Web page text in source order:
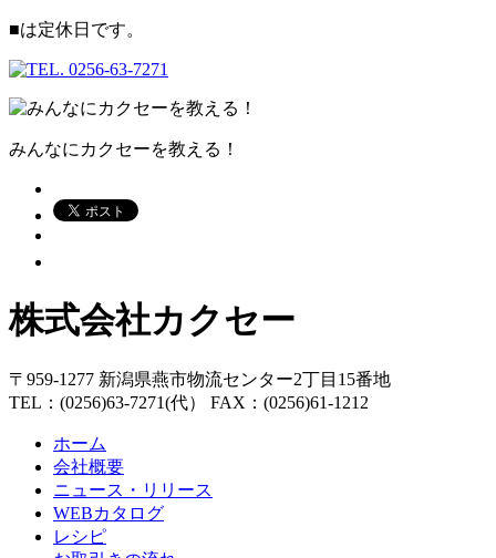
■は定休日です。
みんなにカクセーを教える！
株式会社カクセー
〒959-1277 新潟県燕市物流センター2丁目15番地
TEL：(0256)63-7271(代） FAX：(0256)61-1212
ホーム
会社概要
ニュース・リリース
WEBカタログ
レシピ